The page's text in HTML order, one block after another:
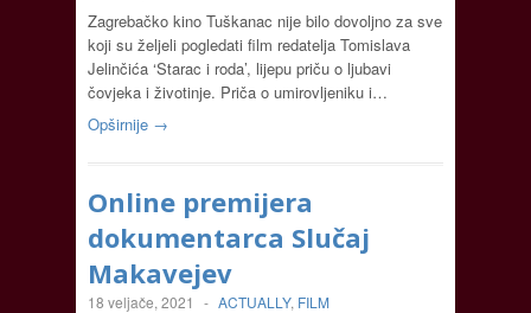
Zagrebačko kino Tuškanac nije bilo dovoljno za sve
koji su željeli pogledati film redatelja Tomislava
Jelinčića ‘Starac i roda’, lijepu priču o ljubavi
čovjeka i životinje. Priča o umirovljeniku i…
Opširnije →
Online premijera
dokumentarca Slučaj
Makavejev
18 veljače, 2021 - ACTUALLY, FILM